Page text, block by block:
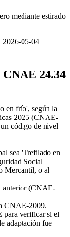
mediante estirado
, 2026-05-04
CNAE 24.34
en frío', según la
2025 (CNAE-
código de nivel
sea 'Trefilado en
Social
Mercantil, o al
anterior (CNAE-
CNAE-2009.
para verificar si el
adaptación fue